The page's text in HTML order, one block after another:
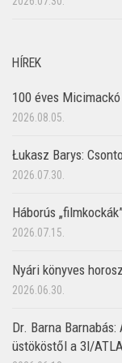
HÍREK
100 éves Micimackó
2026.08.05.
Łukasz Barys:
2026.07.30.
Háborús
2026.07.15.
Nyári könyves
2026.06.30.
Dr. Barna
üstököstől a 3I/